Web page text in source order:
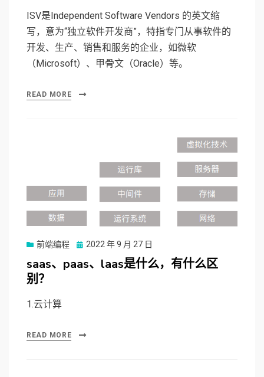
ISV是Independent Software Vendors 的英文缩
写，意为“独立软件开发商”，特指专门从事软件的
开发、生产、销售和服务的企业，如微软
（Microsoft）、甲骨文（Oracle）等。
READ MORE
前端编程
Posted
2022 年 9 月 27 日
saas、paas、laas是什么，有什么区
别？
1.云计算
READ MORE